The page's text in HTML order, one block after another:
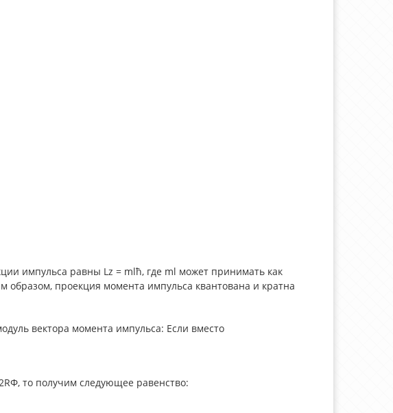
импульса равны Lz = mlħ, где ml может принимать как
образом, проекция момента импульса квантована и кратна
вектора момента импульса: Если вместо
то получим следующее равенство: